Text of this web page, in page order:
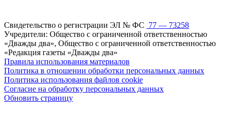
Свидетельство о регистрации ЭЛ № ФС 77 — 73258
Учредители: Общество с ограниченной ответственностью
«Дважды два», Общество с ограниченной ответственностью
«Редакция газеты «Дважды два»
Правила использования материалов
Политика в отношении обработки персональных данных
Политика использования файлов cookie
Согласие на обработку персональных данных
Обновить страницу